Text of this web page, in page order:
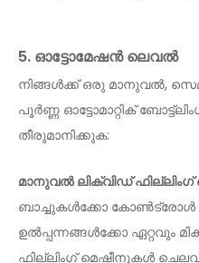
5. ഓട്ടോമേഷൻ ലെവൽ
നിങ്ങൾക്ക് ഒരു മാനുവൽ,
പൂർണ്ണ ഓട്ടോമാറ്റിക്
തീരുമാനിക്കുക:
മാനുവൽ ലിക്വിഡ്
ബാച്ചുകൾക്കോ
ഉൽപ്പന്നങ്ങൾക്കോ ​​ഏറ്റവും
ഫില്ലിംഗ് മെഷീനുകൾ